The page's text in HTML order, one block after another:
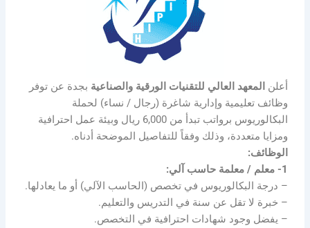
أعلن المعهد العالي للتقنيات الورقية والصناعية بجدة عن توفر
وظائف تعليمية وإدارية شاغرة (رجال / نساء) لحملة
البكالوريوس برواتب تبدأ من 6,000 ريال وبيئة عمل احترافية
ومزايا متعددة، وذلك وفقاً للتفاصيل الموضحة أدناه.
الوظائف:
1- معلم / معلمة حاسب آلي:
– درجة البكالوريوس في تخصص (الحاسب الآلي) أو ما يعادلها.
– خبرة لا تقل عن سنة في التدريس والتعليم.
– يفضل وجود شهادات احترافية في التخصص.